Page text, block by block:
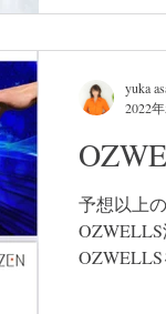
予想以上
yuka
2022